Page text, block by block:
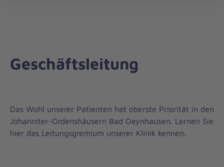
Geschäftsleitung
Das Wohl unserer Patienten hat oberste Priorität in den
Johanniter-Ordenshäusern Bad Oeynhausen. Lernen Sie
hier das Leitungsgremium unserer Klinik kennen.